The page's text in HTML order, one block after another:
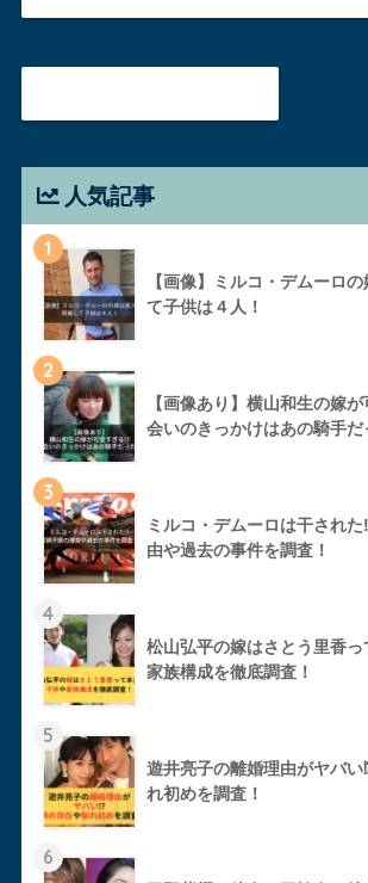
人気記事
1
【画像】ミルコ・デムーロ
て子供は４人！
2
【画像あり】横山和生の嫁
会いのきっかけはあの騎手だ
3
ミルコ・デムーロは干され
由や過去の事件を調査！
4
松山弘平の嫁はさとう里香
家族構成を徹底調査！
5
遊井亮子の離婚理由がヤバい
れ初めを調査！
6